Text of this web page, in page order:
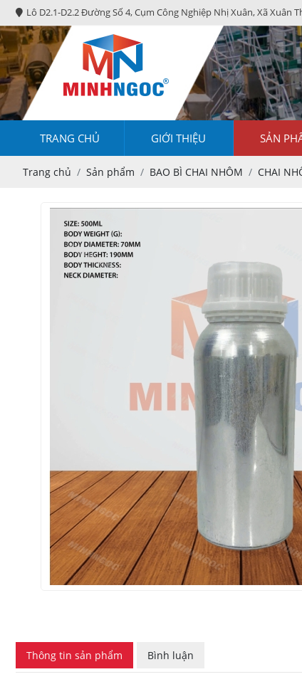
Lô D2.1-D2.2 Đường Số 4, Cụm Công Nghiệp Nhị Xuân, Xã Xuân
TRANG CHỦ GIỚI THIỆU SẢN
Trang chủ Sản phẩm BAO BÌ CHAI NHÔM CHAI
Thông tin sản phẩm Bình luận